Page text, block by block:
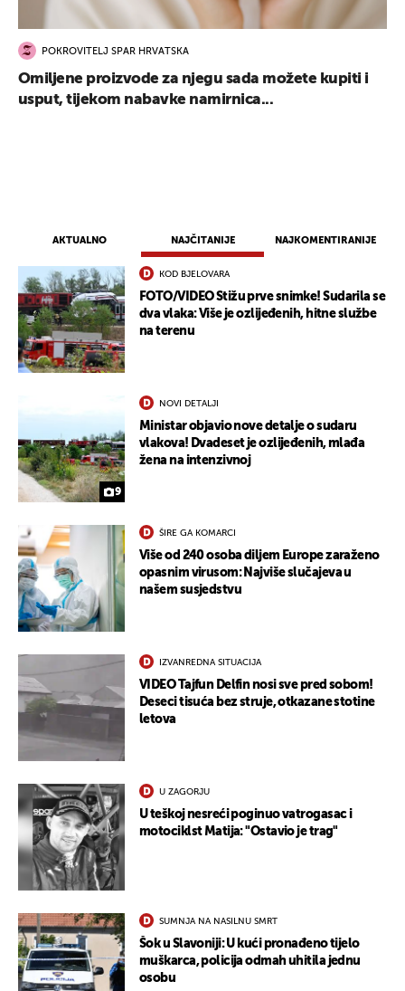
AKTUALNO NAJČITANIJE NAJKOMENTIRANIJE
KOD BJELOVARA
FOTO/VIDEO Stižu prve snimke! Sudarila se
dva vlaka: Više je ozlijeđenih, hitne službe
na terenu
9
NOVI DETALJI
Ministar objavio nove detalje o sudaru
vlakova! Dvadeset je ozlijeđenih, mlađa
žena na intenzivnoj
ŠIRE GA KOMARCI
Više od 240 osoba diljem Europe zaraženo
opasnim virusom: Najviše slučajeva u
našem susjedstvu
IZVANREDNA SITUACIJA
VIDEO Tajfun Delfin nosi sve pred sobom!
Deseci tisuća bez struje, otkazane stotine
letova
U ZAGORJU
U teškoj nesreći poginuo vatrogasac i
motociklst Matija: "Ostavio je trag"
SUMNJA NA NASILNU SMRT
Šok u Slavoniji: U kući pronađeno tijelo
muškarca, policija odmah uhitila jednu
osobu
POKROVITELJ SPAR HRVATSKA
Omiljene proizvode za njegu sada možete kupiti i
usput, tijekom nabavke namirnica...